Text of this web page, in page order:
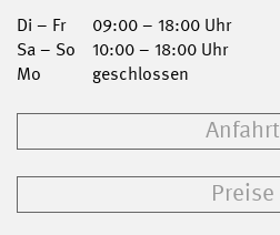
Di – Fr
09:00 – 18:00 Uhr
Sa – So
10:00 – 18:00 Uhr
Mo
geschlossen
Anfahrt
Preise